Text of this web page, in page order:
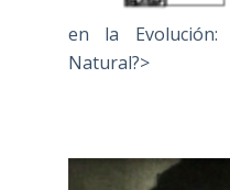
en la
Natural?>